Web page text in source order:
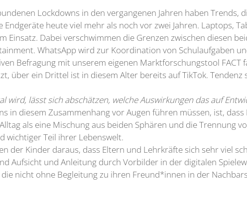
Lockdowns in den vergangenen Jahren haben Trends,
heute viel mehr als noch vor zwei Jahren. Laptops,
Dabei verschwimmen die Grenzen zwischen diesen
WhatsApp wird zur Koordination von Schulaufgaben
Befragung mit unserem eigenen Marktforschungstool FACT
über ein Drittel ist in diesem Alter bereits auf TikTok. Tendenz
lässt sich abschätzen, welche Auswirkungen das auf
in diesem Zusammenhang vor Augen führen müssen, ist,
als eine Mischung aus beiden Sphären und die Trennung
wichtiger Teil ihrer Lebenswelt.
der Kinder daraus, dass Eltern und Lehrkräfte sich sehr viel
Aufsicht und Anleitung durch Vorbilder in der digitalen
nicht ohne Begleitung zu ihren Freund*innen in der